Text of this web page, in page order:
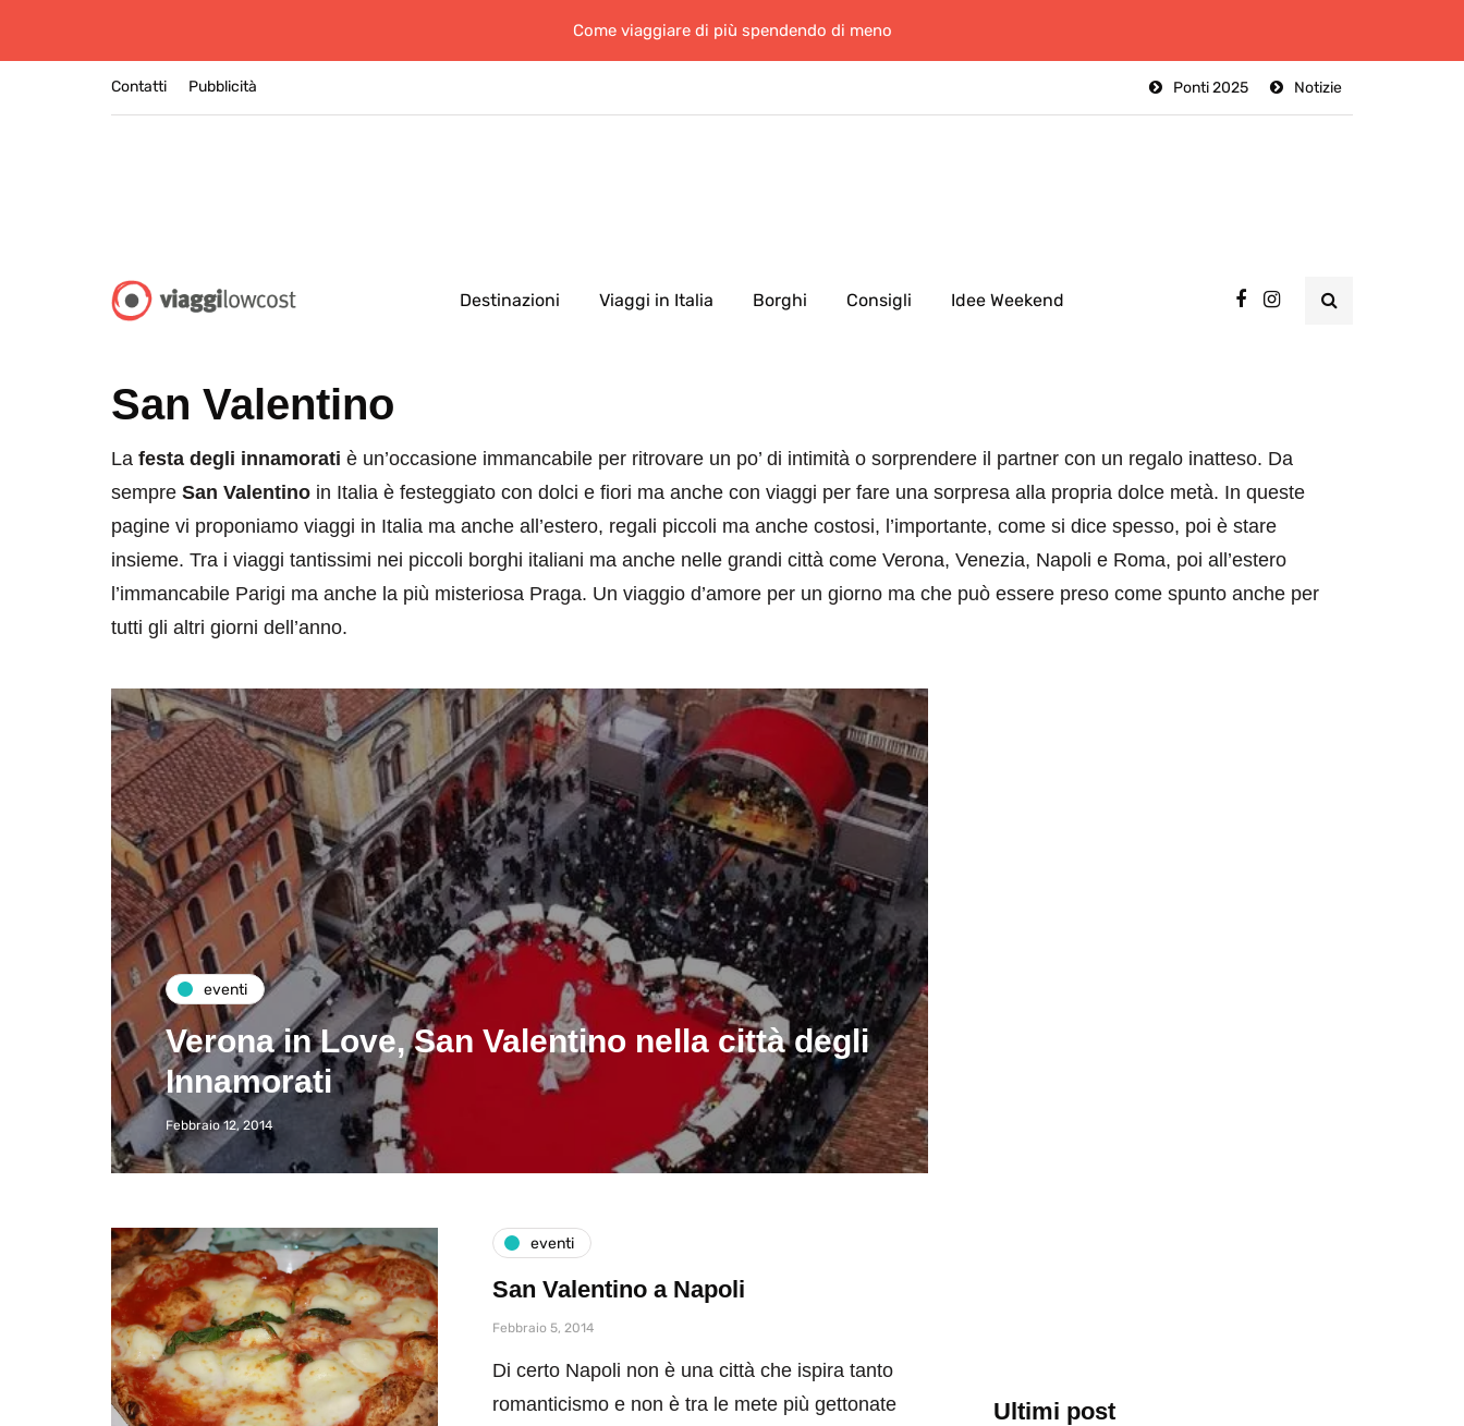
Come viaggiare di più spendendo di meno
Contatti Notizie
Ponti 2025
Pubblicità
Destinazioni Viaggi in Italia Borghi Consigli Idee Weekend
San Valentino
La festa degli innamorati è un’occasione immancabile per ritrovare un po’ di intimità o sorprendere il partner con un regalo inatteso. Da
sempre San Valentino in Italia è festeggiato con dolci e fiori ma anche con viaggi per fare una sorpresa alla propria dolce metà. In queste
pagine vi proponiamo viaggi in Italia ma anche all’estero, regali piccoli ma anche costosi, l’importante, come si dice spesso, poi è stare
insieme. Tra i viaggi tantissimi nei piccoli borghi italiani ma anche nelle grandi città come Verona, Venezia, Napoli e Roma, poi all’estero
l’immancabile Parigi ma anche la più misteriosa Praga. Un viaggio d’amore per un giorno ma che può essere preso come spunto anche per
tutti gli altri giorni dell’anno.
eventi
Verona in Love, San Valentino nella città degli
Innamorati
Febbraio 12, 2014
eventi
San Valentino a Napoli
Febbraio 5, 2014
Di certo Napoli non è una città che ispira tanto
romanticismo e non è tra le mete più gettonate
Ultimi post